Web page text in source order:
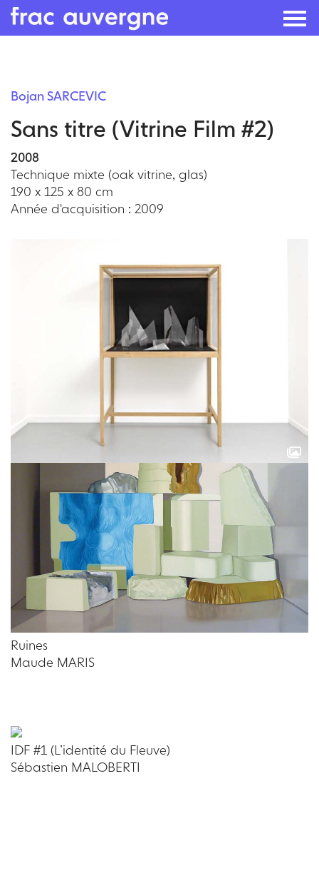
content
Bojan SARCEVIC
Sans titre (Vitrine Film #2)
2008
Technique mixte (oak vitrine, glas)
190 x 125 x 80 cm
Année d'acquisition : 2009
Vous aimerez peut-être les oeuvres
suivantes
Ruines
Maude MARIS
IDF #1 (L’identité du Fleuve)
Sébastien MALOBERTI